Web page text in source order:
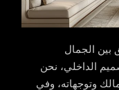
بين الجمال
الداخلي، نحن
وتوجهاته، وفي